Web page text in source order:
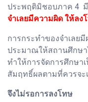
ประพฤติมิชอบภาค 4
จำเลยมีความผิด ให้ลง
การกระทำของจำเลย
ประมาณให้สถานศึกษา
ทำให้การจัดการศึกษา
สัมฤทธิ์ผลตามที่ควรจะ
จึงไม่รอการลงโทษ